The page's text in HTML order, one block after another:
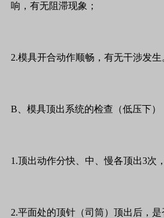
响，有无阻滞现象；
2.模具开合动作顺畅，有无干涉发生
B、模具顶出系统的检查（低压下）
1.顶出动作分快、中、慢各顶出3次
2.平面处的顶针（司筒）顶出后，是